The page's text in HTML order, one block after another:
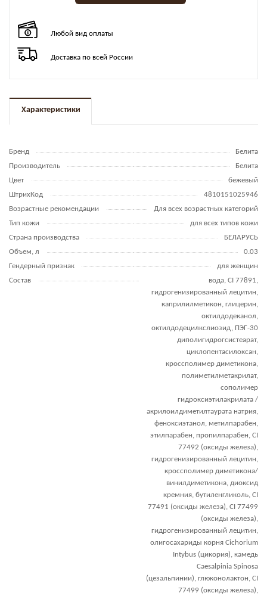
Любой вид оплаты
Доставка по всей России
Характеристики
Бренд
Белита
Производитель
Белита
Цвет
бежевый
ШтрихКод
4810151025946
Возрастные рекомендации
Для всех возрастных категорий
Тип кожи
для всех типов кожи
Страна производства
БЕЛАРУСЬ
Объем, л
0.03
Гендерный признак
для женщин
Состав
вода, CI 77891,
гидрогенизированный лецитин,
каприлилметикон, глицерин,
октилдодеканол,
октилдодецилкслиозид, ПЭГ-30
диполигидрогсистеарат,
циклопентасилоксан,
кроссполимер диметикона,
полиметилметакрилат,
сополимер
гидроксиэтилакрилата /
акрилоилдиметилтаурата натрия,
феноксиэтанол, метилпарабен,
этилпарабен, пропилпарабен, CI
77492 (оксиды железа),
гидрогенизированный лецитин,
кроссполимер диметикона/
винилдиметикона, диоксид
кремния, бутиленгликоль, CI
77491 (оксиды железа), CI 77499
(оксиды железа),
гидрогенизированный лецитин,
олигосахариды корня Cichorium
Intybus (цикория), камедь
Caesalpinia Spinosa
(цезальпинии), глюконолактон, CI
77499 (оксиды железа),